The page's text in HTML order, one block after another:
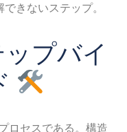
きないステップ。
プバイ
ロセスである。構造